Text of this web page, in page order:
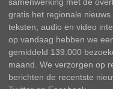
gratis het regionale
teksten, audio en video
op vandaag hebben we
gemiddeld 139.000
maand. We verzorgen op
berichten de recentste